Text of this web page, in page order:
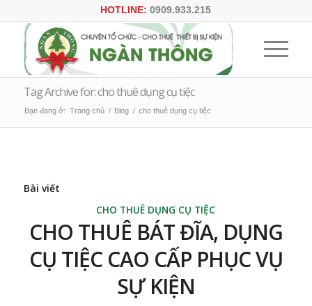
HOTLINE: 0909.933.215
Tag Archive for: cho thuê dụng cụ tiệc
Bạn đang ở: Trang chủ / Blog / cho thuê dụng cụ tiệc
Bài viết
CHO THUÊ DỤNG CỤ TIỆC
CHO THUÊ BÁT ĐĨA, DỤNG
CỤ TIỆC CAO CẤP PHỤC VỤ
SỰ KIỆN